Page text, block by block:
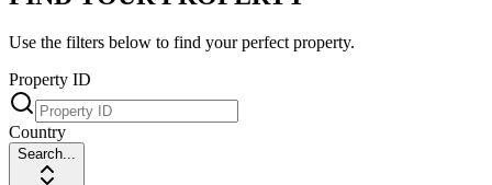
Use the filters below to find your perfect property.
Property ID
Country
Search...